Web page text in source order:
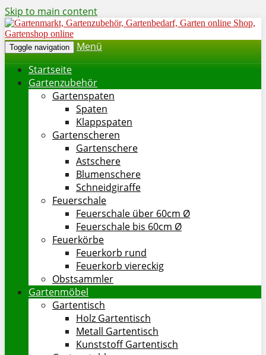
Skip to main content
Toggle navigation
Menü
Startseite
Gartenzubehör
Gartenspaten
Spaten
Klappspaten
Gartenscheren
Gartenschere
Astschere
Blumenschere
Schneidgiraffe
Feuerschale
Feuerschale über 60cm Ø
Feuerschale bis 60cm Ø
Feuerkörbe
Feuerkorb rund
Feuerkorb viereckig
Obstsammler
Gartenmöbel
Gartentisch
Holz Gartentisch
Metall Gartentisch
Kunststoff Gartentisch